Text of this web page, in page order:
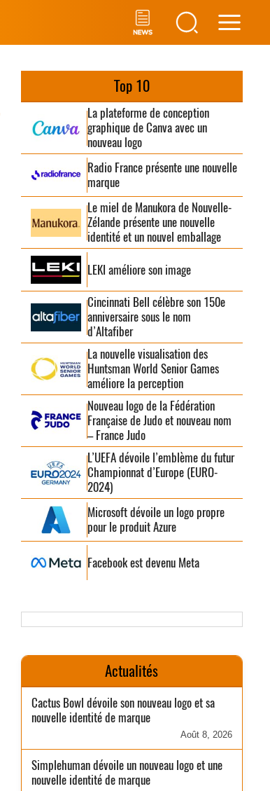
Top 10
La plateforme de conception
graphique de Canva avec un
nouveau logo
Radio France présente une nouvelle
marque
Le miel de Manukora de Nouvelle-
Zélande présente une nouvelle
identité et un nouvel emballage
LEKI améliore son image
Cincinnati Bell célèbre son 150e
anniversaire sous le nom
d’Altafiber
La nouvelle visualisation des
Huntsman World Senior Games
améliore la perception
Nouveau logo de la Fédération
Française de Judo et nouveau nom
– France Judo
L’UEFA dévoile l’emblème du futur
Championnat d’Europe (EURO-
2024)
Microsoft dévoile un logo propre
pour le produit Azure
Facebook est devenu Meta
Actualités
Cactus Bowl dévoile son nouveau logo et sa
nouvelle identité de marque
Août 8, 2026
Simplehuman dévoile un nouveau logo et une
nouvelle identité de marque